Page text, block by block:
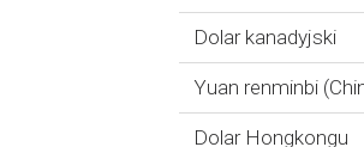
Dolar kanadyjski
Yuan renminbi
Dolar Hongkongu